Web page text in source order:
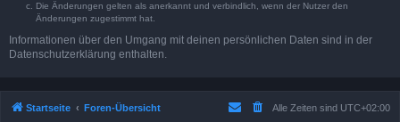
Die Änderungen gelten als anerkannt und verbindlich, wenn der Nutzer den
Änderungen zugestimmt hat.
Informationen über den Umgang mit deinen persönlichen Daten sind in der
Datenschutzerklärung enthalten.
Startseite Foren-Übersicht Alle Zeiten sind UTC+02:00